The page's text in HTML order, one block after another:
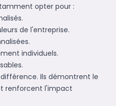
opter pour :
de l'entreprise.
individuels.
Ils démontrent le
renforcent l'impact